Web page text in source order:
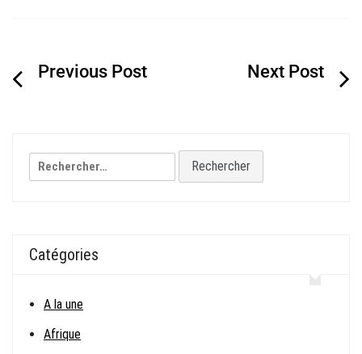
Navigation
Rechercher :
Catégories
A la une
Afrique